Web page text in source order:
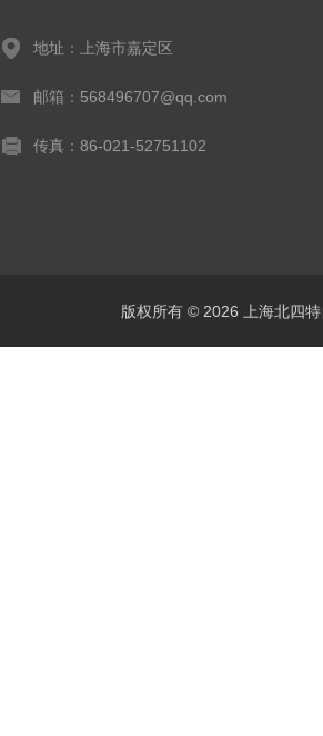
地址：上海市嘉定区
邮箱：568496707@qq.com
传真：86-021-52751102
版权所有 © 2026 上海北四